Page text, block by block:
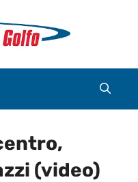
(video)